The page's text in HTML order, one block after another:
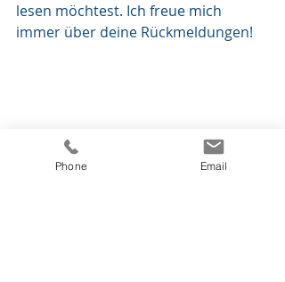
lesen möchtest. Ich freue mich
immer über deine Rückmeldungen!
Phone Email